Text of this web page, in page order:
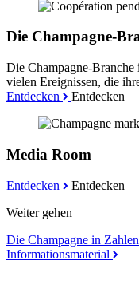
Die Champagne-
Die Champagne-Branche
vielen Ereignissen, die
Entdecken
Entdecken
Media Room
Entdecken
Entdecken
Weiter gehen
Die Champagne in Zahlen
Informationsmaterial